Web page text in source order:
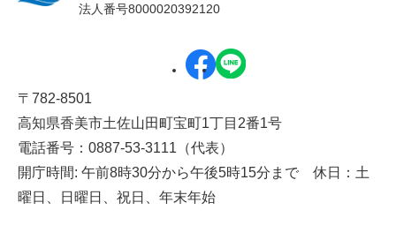
法人番号8000020392120
〒782-8501
高知県香美市土佐山田町宝町1丁目2番1号
電話番号：0887-53-3111（代表）
開庁時間: 午前8時30分から午後5時15分まで 休日：土
曜日、日曜日、祝日、年末年始